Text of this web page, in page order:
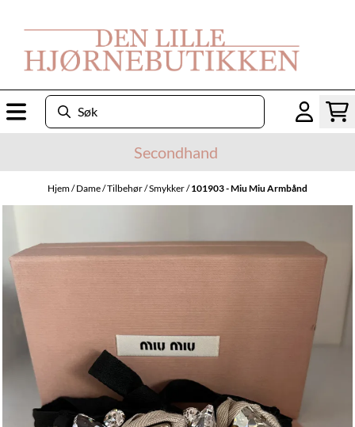
Secondhand
Hjem/Dame/Tilbehør/Smykker/101903 - Miu Miu Armbånd